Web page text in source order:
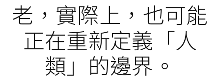
老，實際上，也可能
正在重新定義「人
類」的邊界。